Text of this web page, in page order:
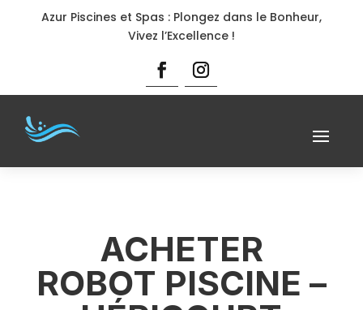
Azur Piscines et Spas : Plongez dans le Bonheur,
Vivez l’Excellence !
ACHETER
ROBOT PISCINE –